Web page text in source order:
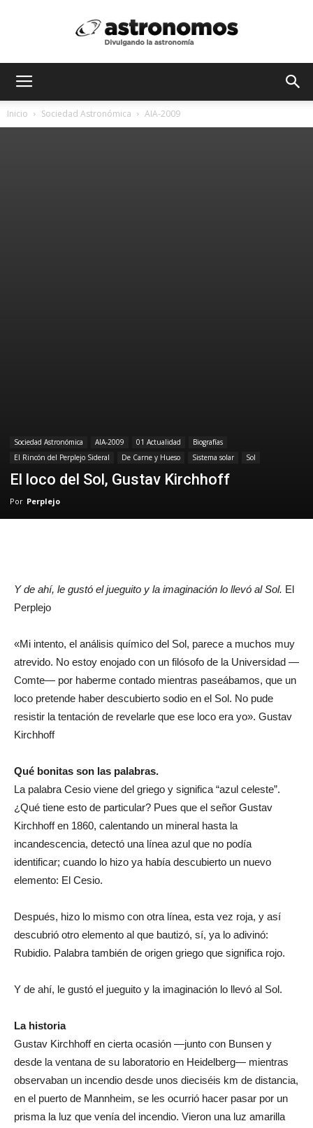
Inicio Sociedad Astronómica AIA-2009
Sociedad Astronómica AIA-2009 01 Actualidad
Biografías
El Rincón del Perplejo Sideral
De Carne y Hueso Sistema solar Sol
El loco del Sol, Gustav Kirchhoff
Por Perplejo
Y de ahí, le gustó el jueguito y la imaginación lo llevó al Sol. El
Perplejo
«Mi intento, el análisis químico del Sol, parece a muchos muy
atrevido. No estoy enojado con un filósofo de la Universidad —
Comte— por haberme contado mientras paseábamos, que un
loco pretende haber descubierto sodio en el Sol. No pude
resistir la tentación de revelarle que ese loco era yo». Gustav
Kirchhoff
Qué bonitas son las palabras.
La palabra Cesio viene del griego y significa “azul celeste”.
¿Qué tiene esto de particular? Pues que el señor Gustav
Kirchhoff en 1860, calentando un mineral hasta la
incandescencia, detectó una línea azul que no podía
identificar; cuando lo hizo ya había descubierto un nuevo
elemento: El Cesio.
Después, hizo lo mismo con otra línea, esta vez roja, y así
descubrió otro elemento al que bautizó, sí, ya lo adivinó:
Rubidio. Palabra también de origen griego que significa rojo.
Y de ahí, le gustó el jueguito y la imaginación lo llevó al Sol.
La historia
Gustav Kirchhoff en cierta ocasión —junto con Bunsen y
desde la ventana de su laboratorio en Heidelberg— mientras
observaban un incendio desde unos dieciséis km de distancia,
en el puerto de Mannheim, se les ocurrió hacer pasar por un
prisma la luz que venía del incendio. Vieron una luz amarilla